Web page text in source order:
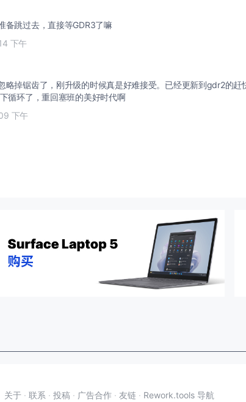
备跳过去，直接等GDR3了嘛
下午
略掉锯齿了，刚升级的时候真是好难接受。已经更新到gdr2的赶
循环了，重回塞班的美好时代啊
下午
关于 · 联系 · 投稿 · 广告合作 · 友链 · Rework.tools 导航